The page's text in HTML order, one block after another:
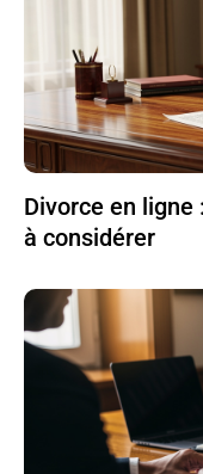
Divorce en
à considérer